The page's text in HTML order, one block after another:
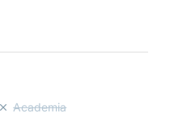
Academia